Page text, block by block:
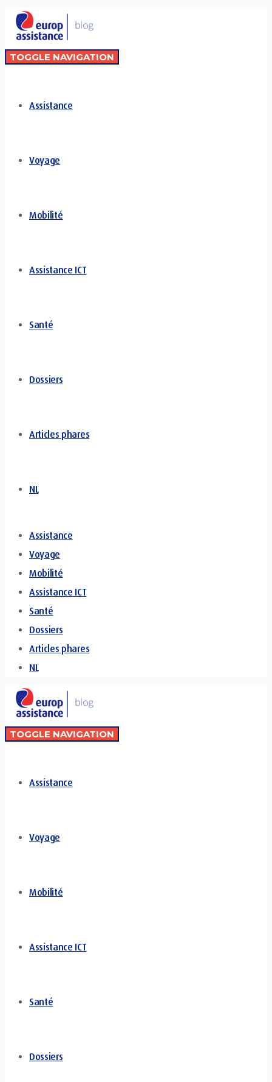
TOGGLE NAVIGATION
Assistance
Voyage
Mobilité
Assistance ICT
Santé
Dossiers
Articles phares
NL
Assistance
Voyage
Mobilité
Assistance ICT
Santé
Dossiers
Articles phares
NL
TOGGLE NAVIGATION
Assistance
Voyage
Mobilité
Assistance ICT
Santé
Dossiers